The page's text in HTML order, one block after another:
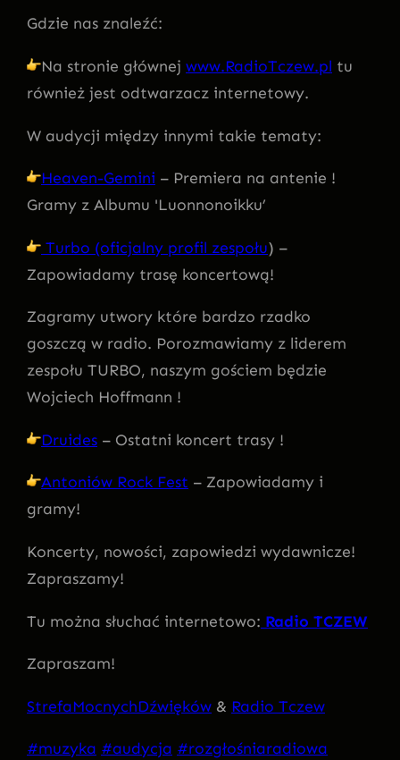
Gdzie nas znaleźć:
Na stronie głównej www.RadioTczew.pl tu
również jest odtwarzacz internetowy.
W audycji między innymi takie tematy:
Heaven-Gemini – Premiera na antenie !
Gramy z Albumu 'Luonnonoikku’
Turbo (oficjalny profil zespołu) –
Zapowiadamy trasę koncertową!
Zagramy utwory które bardzo rzadko
goszczą w radio. Porozmawiamy z liderem
zespołu TURBO, naszym gościem będzie
Wojciech Hoffmann !
Druides – Ostatni koncert trasy !
Antoniów Rock Fest – Zapowiadamy i
gramy!
Koncerty, nowości, zapowiedzi wydawnicze!
Zapraszamy!
Tu można słuchać internetowo: Radio TCZEW
Zapraszam!
StrefaMocnychDźwięków & Radio Tczew
#muzyka #audycja #rozgłośniaradiowa